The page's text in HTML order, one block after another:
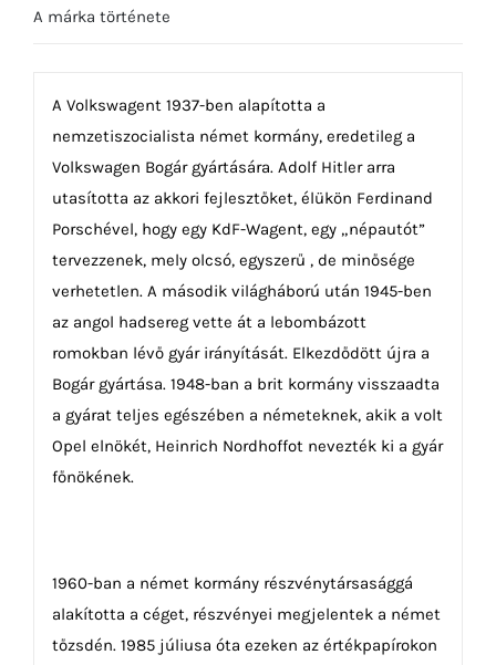
A márka története
A Volkswagent 1937-ben alapította a
nemzetiszocialista német kormány, eredetileg a
Volkswagen Bogár gyártására. Adolf Hitler arra
utasította az akkori fejlesztőket, élükön Ferdinand
Porschével, hogy egy KdF-Wagent, egy „népautót”
tervezzenek, mely olcsó, egyszerű , de minősége
verhetetlen. A második világháború után 1945-ben
az angol hadsereg vette át a lebombázott
romokban lévő gyár irányítását. Elkezdődött újra a
Bogár gyártása. 1948-ban a brit kormány visszaadta
a gyárat teljes egészében a németeknek, akik a volt
Opel elnökét, Heinrich Nordhoffot nevezték ki a gyár
főnökének.
1960-ban a német kormány részvénytársasággá
alakította a céget, részvényei megjelentek a német
tőzsdén. 1985 júliusa óta ezeken az értékpapírokon